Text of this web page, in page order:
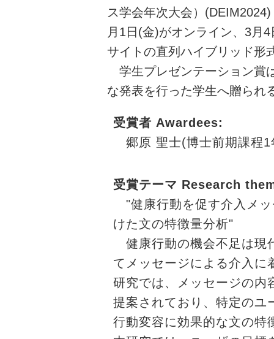
ス学会年次大会）
月1日(金)がオンライン、3月
サイトの直列ハイブリッド形
学生プレゼンテーション賞
な発表を行った学生へ贈られ
受賞者 Awardees:
郷原 聖士(博士前期課程1
受賞テーマ Research
"健康行動を促す介入メ
けた文の特徴量分析"
健康行動の機会不足は現
てメッセージによる介入に
研究では、メッセージの内
提案されており、特定のユ
行動変容に効果的な文の特